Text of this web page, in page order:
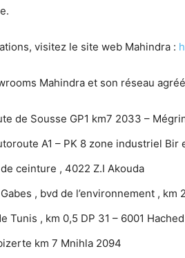
visitez le site web Mahindra :
Mahindra et son réseau
de Sousse GP1 km7 2033 –
A1 – PK 8 zone industriel Bir
ceinture , 4022 Z.I Akouda
, bvd de l’environnement , km
Tunis , km 0,5 DP 31 – 6001 Hached
km 7 Mnihla 2094